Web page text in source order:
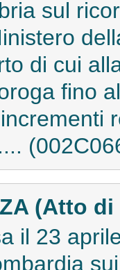
sul
di cui
fino
(Atto
il 23